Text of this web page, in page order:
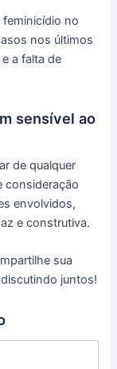
no
nos últimos
a falta de
sensível ao
de qualquer
consideração
envolvidos,
e construtiva.
sua
juntos!